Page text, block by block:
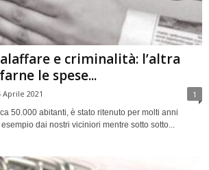
e criminalità: l’altra
le spese...
Aprile 2021
50.000 abitanti, è stato ritenuto per molti anni
dai nostri viciniori mentre sotto sotto...